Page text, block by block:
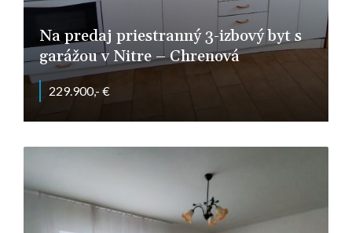
Na predaj priestranný 3-izbový byt s
garážou v Nitre – Chrenová
229.900,- €